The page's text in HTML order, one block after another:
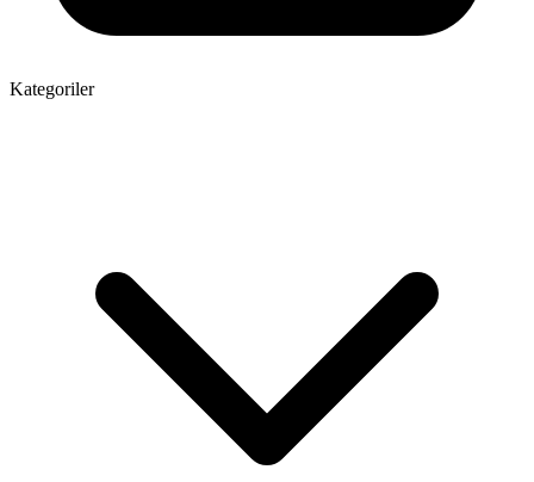
Kategoriler